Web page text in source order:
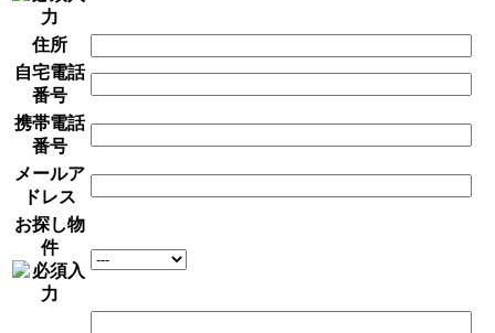
住所
自宅電話
番号
携帯電話
番号
メールア
ドレス
お探し物
件